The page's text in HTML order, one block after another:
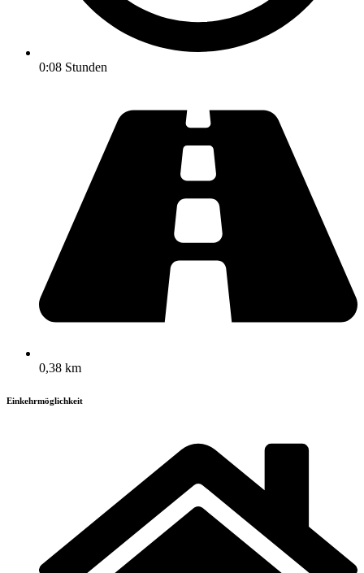
0:08 Stunden
0,38 km
Einkehrmöglichkeit